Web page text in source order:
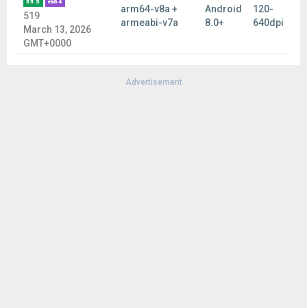
33 S eb64
519
March 13, 2026
GMT+0000
arm64-v8a +
armeabi-v7a
Android
8.0+
120-
640dpi
Advertisement